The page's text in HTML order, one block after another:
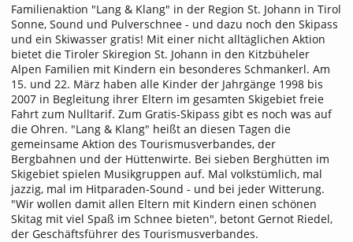
Familienaktion "Lang & Klang" in der Region St. Johann in Tirol
Sonne, Sound und Pulverschnee - und dazu noch den Skipass
und ein Skiwasser gratis! Mit einer nicht alltäglichen Aktion
bietet die Tiroler Skiregion St. Johann in den Kitzbüheler
Alpen Familien mit Kindern ein besonderes Schmankerl. Am
15. und 22. März haben alle Kinder der Jahrgänge 1998 bis
2007 in Begleitung ihrer Eltern im gesamten Skigebiet freie
Fahrt zum Nulltarif. Zum Gratis-Skipass gibt es noch was auf
die Ohren. "Lang & Klang" heißt an diesen Tagen die
gemeinsame Aktion des Tourismusverbandes, der
Bergbahnen und der Hüttenwirte. Bei sieben Berghütten im
Skigebiet spielen Musikgruppen auf. Mal volkstümlich, mal
jazzig, mal im Hitparaden-Sound - und bei jeder Witterung.
"Wir wollen damit allen Eltern mit Kindern einen schönen
Skitag mit viel Spaß im Schnee bieten", betont Gernot Riedel,
der Geschäftsführer des Tourismusverbandes.